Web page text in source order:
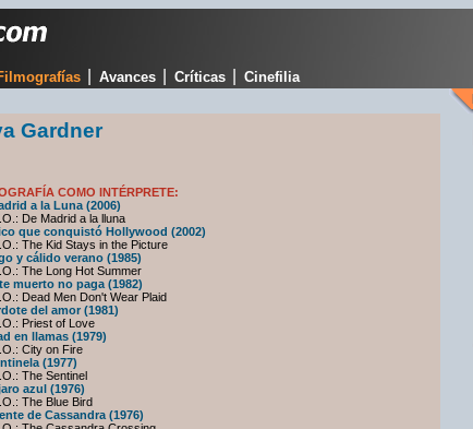
Avances Críticas Cinefilia
Gardner
COMO INTÉRPRETE:
a la Luna (2006)
De Madrid a la lluna
que conquistó Hollywood (2002)
The Kid Stays in the Picture
y cálido verano (1985)
The Long Hot Summer
muerto no paga (1982)
Dead Men Don't Wear Plaid
del amor (1981)
Priest of Love
en llamas (1979)
City on Fire
(1977)
The Sentinel
azul (1976)
The Blue Bird
de Cassandra (1976)